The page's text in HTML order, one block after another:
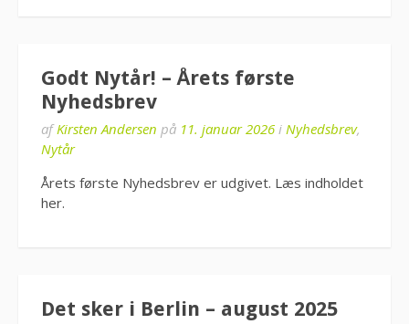
Godt Nytår! – Årets første
Nyhedsbrev
afKirsten Andersen på 11. januar 2026 i Nyhedsbrev,
Nytår
Årets første Nyhedsbrev er udgivet. Læs indholdet
her.
Det sker i Berlin – august 2025